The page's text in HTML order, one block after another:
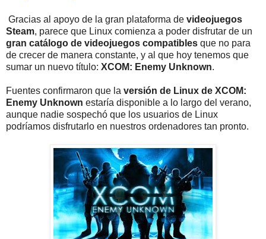
Gracias al apoyo de la gran plataforma de videojuegos
Steam, parece que Linux comienza a poder disfrutar de un
gran catálogo de videojuegos compatibles que no para
de crecer de manera constante, y al que hoy tenemos que
sumar un nuevo título: XCOM: Enemy Unknown.
Fuentes confirmaron que la versión de Linux de XCOM:
Enemy Unknown estaría disponible a lo largo del verano,
aunque nadie sospechó que los usuarios de Linux
podríamos disfrutarlo en nuestros ordenadores tan pronto.